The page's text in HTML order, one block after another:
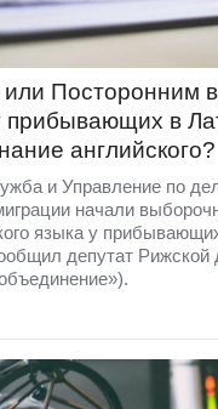
Посторонним
прибывающих в
английского?
и Управление по
начали
языка у
депутат Рижской